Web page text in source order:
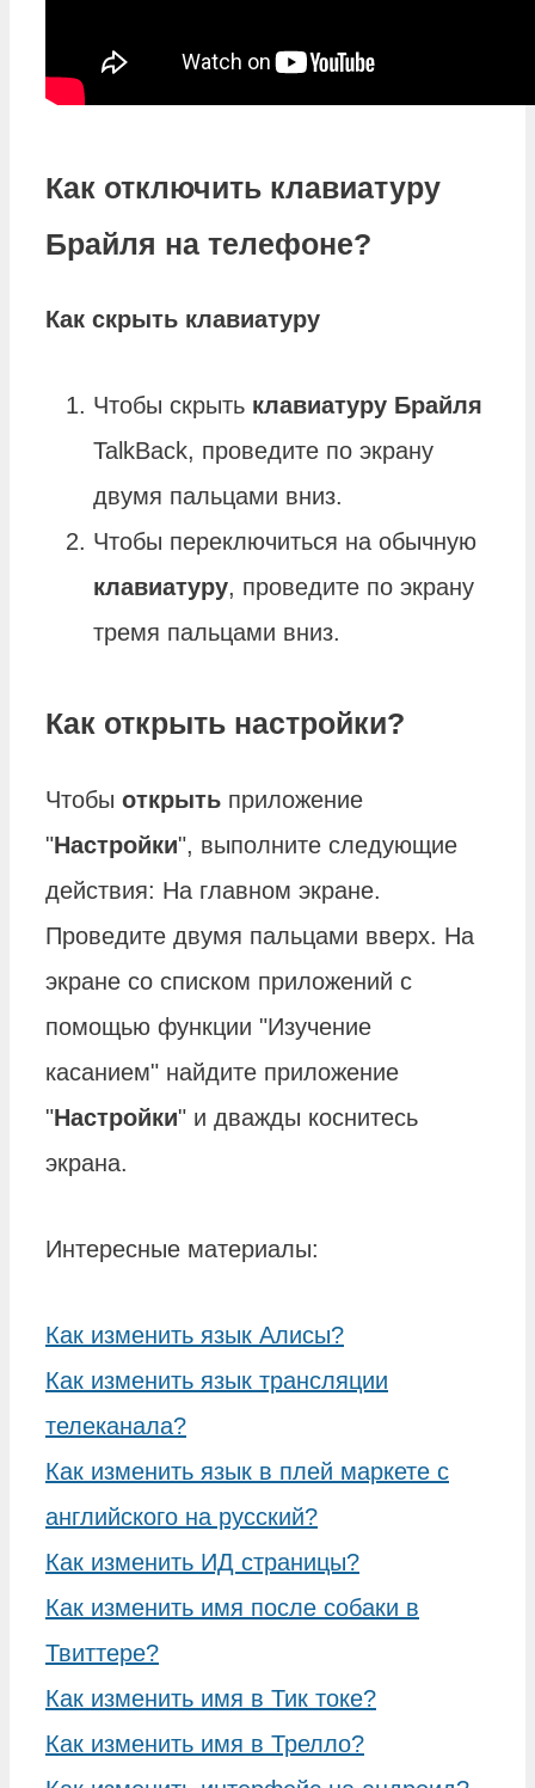
Как отключить клавиатуру
Брайля на телефоне?
Как скрыть клавиатуру
Чтобы скрыть клавиатуру Брайля
TalkBack, проведите по экрану
двумя пальцами вниз.
Чтобы переключиться на обычную
клавиатуру, проведите по экрану
тремя пальцами вниз.
Как открыть настройки?
Чтобы открыть приложение
"Настройки", выполните следующие
действия: На главном экране.
Проведите двумя пальцами вверх. На
экране со списком приложений с
помощью функции "Изучение
касанием" найдите приложение
"Настройки" и дважды коснитесь
экрана.
Интересные материалы:
Как изменить язык Алисы?
Как изменить язык трансляции
телеканала?
Как изменить язык в плей маркете с
английского на русский?
Как изменить ИД страницы?
Как изменить имя после собаки в
Твиттере?
Как изменить имя в Тик токе?
Как изменить имя в Трелло?